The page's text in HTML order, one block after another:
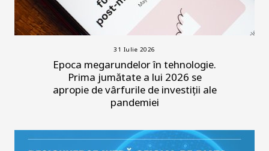
31 Iulie 2026
Epoca megarundelor în tehnologie.
Prima jumătate a lui 2026 se
apropie de vârfurile de investiții ale
pandemiei